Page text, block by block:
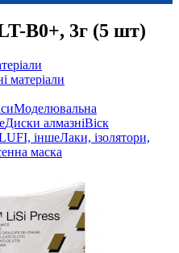
B0+, 3г (5 шт)
матеріали
Моделювальна
Диски алмазніВіск
іншеЛаки, ізолятори,
маска